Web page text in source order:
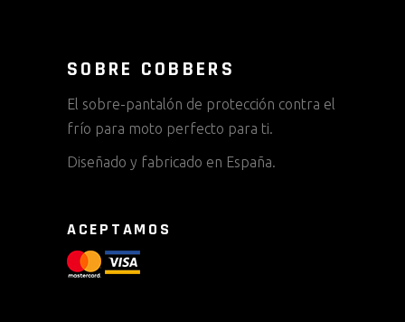
SOBRE COBBERS
El sobre-pantalón de protección contra el
frío para moto perfecto para ti.
Diseñado y fabricado en España.
ACEPTAMOS